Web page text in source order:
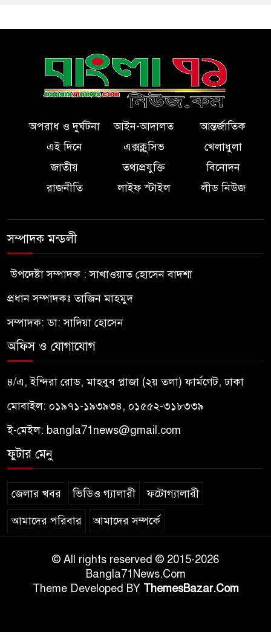
অপরাধ ও দুর্ঘটনা আইন-আদালত
আন্তর্জাতিক
এই দিনে
এক্সক্লুসিভ
খেলাধুলা
জাতীয়
তথ্যপ্রযুক্তি
বিনোদন
রাজনীতি
লাইফ স্টাইল লীড নিউজ
সম্পাদক মন্ডলী
উপদেষ্টা সম্পাদক : সাখাওয়াত হোসেন বাদশা
প্রধান সম্পাদকঃ তাজিন মাহমুদ
সম্পাদক: ডা: সাদিয়া হোসেন
অফিস ও যোগাযোগ
৪/এ, ইন্দিরা রোড, মাহবুব প্লাজা (২য় তলা) ফার্মগেট, ঢাকা
মোবাইল: ০১৯৭১-১৯৩৯৩৪, ০১৫৫২-৩১৮৩৩৯
ই-মেইল: bangla71news@gmail.com
ফুটার মেনু
জেলার খবর ভিডিও গ্যালারী ফটোগ্যালারী
আমাদের পরিবার আমাদের সম্পর্কে
© All rights reserved © 2015-2026
Bangla71News.Com
Theme Developed BY ThemesBazar.Com